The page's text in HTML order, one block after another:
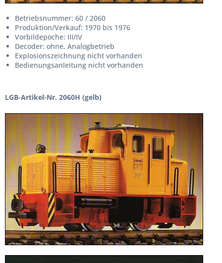
Betriebsnummer: 60 / 2060
Produktion/Verkauf: 1970 bis 1976
Vorbildepoche: III/IV
Decoder: ohne, Analogbetrieb
Explosionszeichnung nicht vorhanden
Bedienungsanleitung nicht vorhanden
LGB-Artikel-Nr. 2060H (gelb)